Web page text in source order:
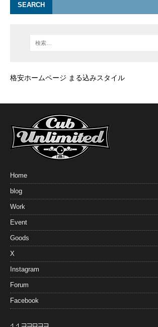
SEARCH
格安ホームページ まる込みスタイル
Home
blog
Work
Event
Goods
X
Instagram
Forum
Facebook